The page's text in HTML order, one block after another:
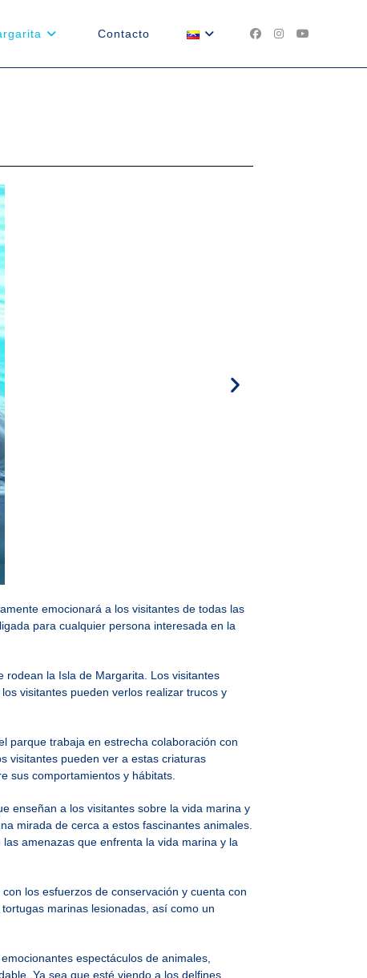
Contacto
emocionará a los visitantes de todas las
para cualquier persona interesada en la
rodean la Isla de Margarita. Los visitantes
visitantes pueden verlos realizar trucos y
parque trabaja en estrecha colaboración con
visitantes pueden ver a estas criaturas
sus comportamientos y hábitats.
enseñan a los visitantes sobre la vida marina y
mirada de cerca a estos fascinantes animales.
amenazas que enfrenta la vida marina y la
los esfuerzos de conservación y cuenta con
marinas lesionadas, así como un
espectáculos de animales,
Ya sea que esté viendo a los delfines